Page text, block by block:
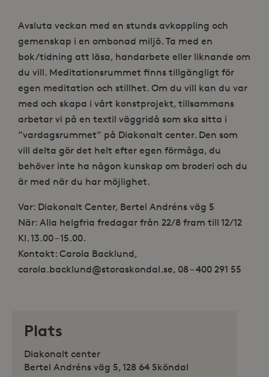
Avsluta veckan med en stunds avkoppling och
gemenskap i en ombonad miljö. Ta med en
bok/tidning att läsa, handarbete eller liknande om
du vill. Meditationsrummet finns tillgängligt för
egen meditation och stillhet. Om du vill kan du var
med och skapa i vårt konstprojekt, tillsammans
arbetar vi på en textil väggridå som ska sitta i
”vardagsrummet” på Diakonalt center. Den som
vill delta gör det helt efter egen förmåga, du
behöver inte ha någon kunskap om broderi och du
är med när du har möjlighet.
Var: Diakonalt Center, Bertel Andréns väg 5
När: Alla helgfria fredagar från 22/8 fram till 12/12
Kl. 13.00 – 15.00.
Kontakt: Carola Backlund,
carola.backlund@storaskondal.se, 08 – 400 291 55
Plats
Diakonalt center
Bertel Andréns väg 5, 128 64 Sköndal